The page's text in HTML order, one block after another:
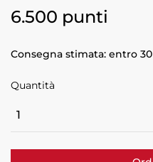
6.500 punti
Consegna stimata: entro
Quantità